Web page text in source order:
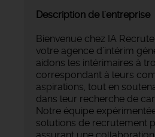
Description de l'entreprise
Bienvenue chez IA
votre agence d’intérim
aidons les intérimaires à
correspondant à leurs
aspirations, tout en
dans leur recherche de
Notre équipe
solutions de recrutement
assurant une